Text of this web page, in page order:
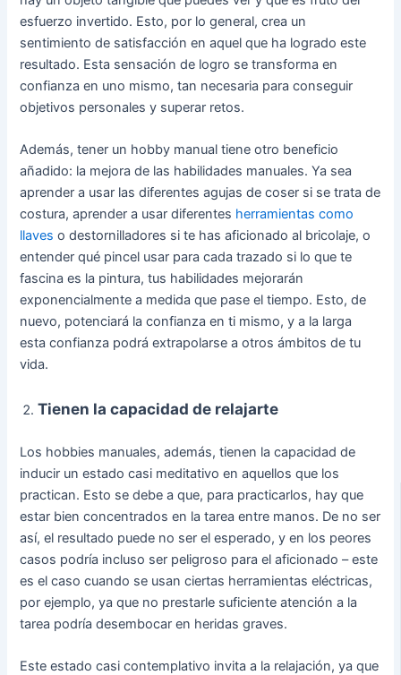
esfuerzo invertido. Esto, por lo general, crea un
sentimiento de satisfacción en aquel que ha logrado este
resultado. Esta sensación de logro se transforma en
confianza en uno mismo, tan necesaria para conseguir
objetivos personales y superar retos.
Además, tener un hobby manual tiene otro beneficio
añadido: la mejora de las habilidades manuales. Ya sea
aprender a usar las diferentes agujas de coser si se trata de
costura, aprender a usar diferentes herramientas como
llaves o destornilladores si te has aficionado al bricolaje, o
entender qué pincel usar para cada trazado si lo que te
fascina es la pintura, tus habilidades mejorarán
exponencialmente a medida que pase el tiempo. Esto, de
nuevo, potenciará la confianza en ti mismo, y a la larga
esta confianza podrá extrapolarse a otros ámbitos de tu
vida.
Tienen la capacidad de relajarte
Los hobbies manuales, además, tienen la capacidad de
inducir un estado casi meditativo en aquellos que los
practican. Esto se debe a que, para practicarlos, hay que
estar bien concentrados en la tarea entre manos. De no ser
así, el resultado puede no ser el esperado, y en los peores
casos podría incluso ser peligroso para el aficionado – este
es el caso cuando se usan ciertas herramientas eléctricas,
por ejemplo, ya que no prestarle suficiente atención a la
tarea podría desembocar en heridas graves.
Este estado casi contemplativo invita a la relajación, ya que